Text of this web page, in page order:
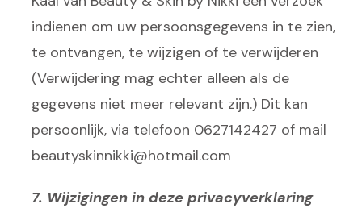
indienen om uw persoonsgegevens in te zien,
te ontvangen, te wijzigen of te verwijderen
(Verwijdering mag echter alleen als de
gegevens niet meer relevant zijn.) Dit kan
persoonlijk, via telefoon 0627142427 of mail
beautyskinnikki@hotmail.com
7. Wijzigingen in deze privacyverklaring